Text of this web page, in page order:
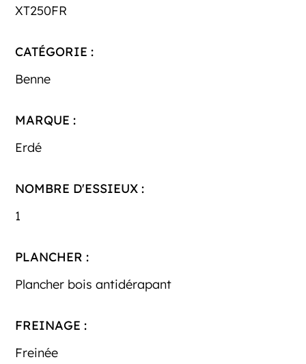
XT250FR
CATÉGORIE :
Benne
MARQUE :
Erdé
NOMBRE D'ESSIEUX :
1
PLANCHER :
Plancher bois antidérapant
FREINAGE :
Freinée